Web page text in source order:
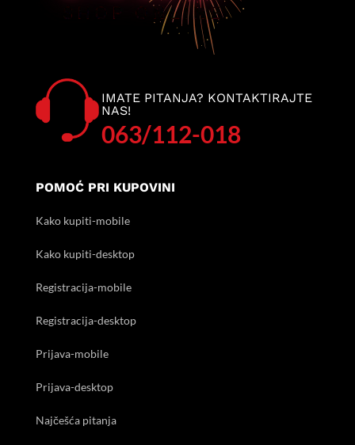
IMATE PITANJA? KONTAKTIRAJTE
NAS!
063/112-018
POMOĆ PRI KUPOVINI
Kako kupiti-mobile
Kako kupiti-desktop
Registracija-mobile
Registracija-desktop
Prijava-mobile
Prijava-desktop
Najčešća pitanja